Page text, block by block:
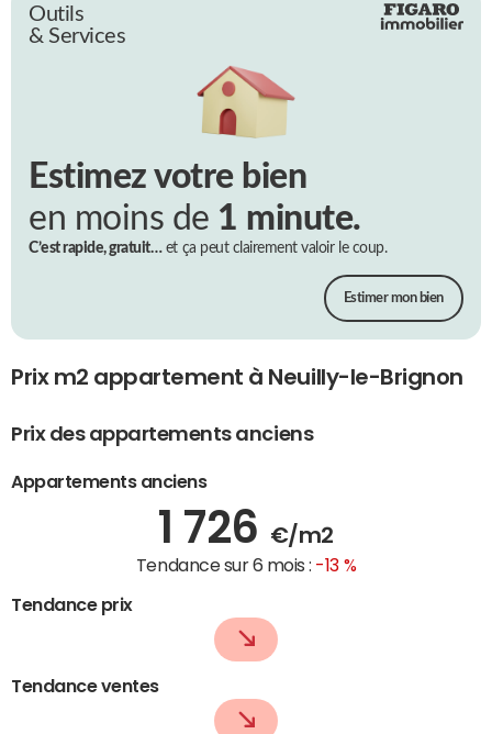
Outils
& Services
Estimez votre bien
en moins de 1 minute.
C’est rapide, gratuit…et ça peut clairement valoir le coup.
Estimer mon bien
Prix m2 appartement à Neuilly-le-Brignon
Prix des appartements anciens
Appartements anciens
1 726 €/m2
Tendance sur 6 mois : -13 %
Tendance prix
Tendance ventes